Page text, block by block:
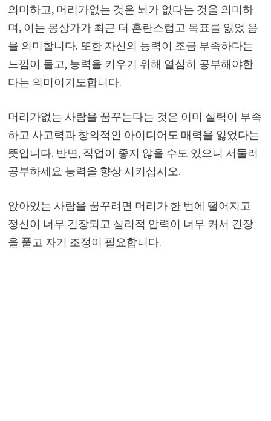
의미하고, 머리가없는 것은 뇌가 없다는 것을 의미하
며, 이는 몽상가가 최근 더 혼란스럽고 목표를 잃었 음
을 의미합니다. 또한 자신의 능력이 조금 부족하다는
느낌이 들고, 능력을 키우기 위해 열심히 공부해야한
다는 의미이기도합니다.
머리가없는 사람을 꿈꾸는다는 것은 이미 실력이 부족
하고 사고력과 창의적인 아이디어도 매력을 잃었다는
뜻입니다. 반면, 직업이 좋지 않을 수도 있으니 서둘러
공부하세요 능력을 향상 시키십시오.
앉아있는 사람을 꿈꾸려면 머리가 한 번에 떨어지고
정신이 너무 긴장되고 심리적 압력이 너무 커서 긴장
을 풀고 자기 조정이 필요합니다.